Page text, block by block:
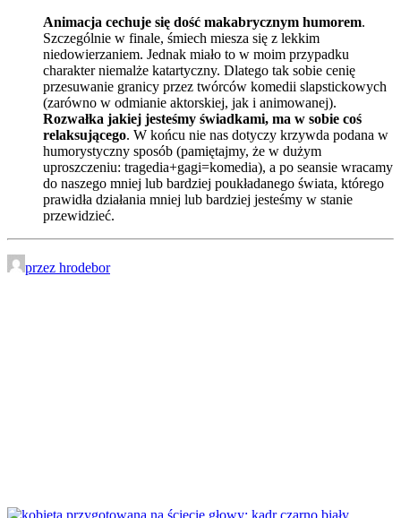
Animacja cechuje się dość makabrycznym humorem.
Szczególnie w finale, śmiech miesza się z lekkim
niedowierzaniem. Jednak miało to w moim przypadku
charakter niemalże katartyczny. Dlatego tak sobie cenię
przesuwanie granicy przez twórców komedii slapstickowych
(zarówno w odmianie aktorskiej, jak i animowanej).
Rozwałka jakiej jesteśmy świadkami, ma w sobie coś
relaksującego. W końcu nie nas dotyczy krzywda podana w
humorystyczny sposób (pamiętajmy, że w dużym
uproszczeniu: tragedia+gagi=komedia), a po seansie wracamy
do naszego mniej lub bardziej poukładanego świata, którego
prawidła działania mniej lub bardziej jesteśmy w stanie
przewidzieć.
przez hrodebor